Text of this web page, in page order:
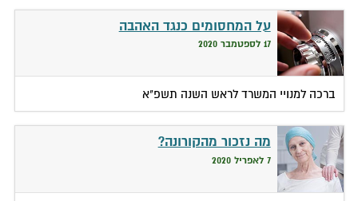
על המחסומים כנגד האהבה
17 לספטמבר 2020
ברכה למנויי המשרד לראש השנה תשפ"א
מה נזכור מהקורונה?
7 לאפריל 2020